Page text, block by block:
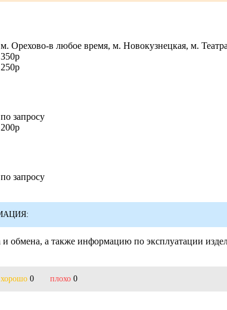
м. Орехово-в любое время, м. Новокузнецкая, м.
350р
250р
по запросу
200р
по запросу
и обмена, а также информацию по эксплуатации
хорошо 0 плохо 0